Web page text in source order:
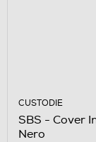
CUSTODIE
SBS - Cover
Nero